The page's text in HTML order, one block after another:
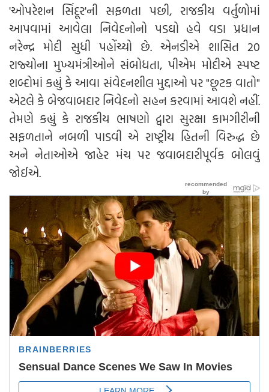
'ઓપરેશન સિંદૂર'ની સફળતા પછી, રાજકીય વર્તુળોમાં
આપવામાં આવેલા નિવેદનોનો પડઘો હવે વડા પ્રધાન
નરેન્દ્ર મોદી સુધી પહોંચ્યો છે. એનડીએ શાસિત 20
રાજ્યોના મુખ્યમંત્રીઓને સંબોધતા, પીએમ મોદીએ સ્પષ્ટ
શબ્દોમાં કહ્યું કે આવા સંવેદનશીલ મુદ્દાઓ પર "છૂટક વાતો"
એટલે કે બેજવાબદાર નિવેદનો સહન કરવામાં આવશે નહીં.
તેમણે કહ્યું કે રાજકીય ભાષણો દ્વારા સુરક્ષા કામગીરીની
સફળતાને નબળી પાડવી એ રાષ્ટ્રીય હિતની વિરુદ્ધ છે
અને નેતાઓએ જાહેર મંચ પર જવાબદારીપૂર્વક બોલવું
જોઈએ.